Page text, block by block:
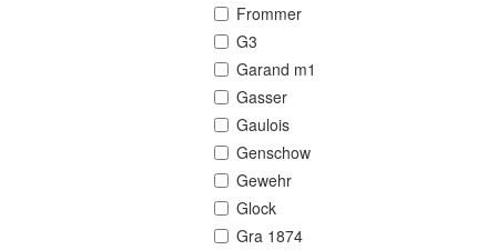
Frommer
G3
Garand m1
Gasser
Gaulois
Genschow
Gewehr
Glock
Gra 1874